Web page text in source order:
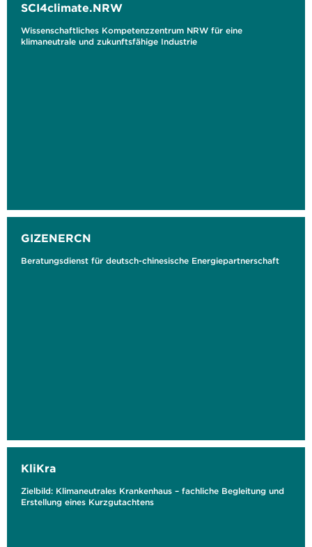
SCI4climate.NRW
Wissenschaftliches Kompetenzzentrum NRW für eine
klimaneutrale und zukunftsfähige Industrie
GIZENERCN
Beratungsdienst für deutsch-chinesische Energiepartnerschaft
KliKra
Zielbild: Klimaneutrales Krankenhaus – fachliche Begleitung und
Erstellung eines Kurzgutachtens